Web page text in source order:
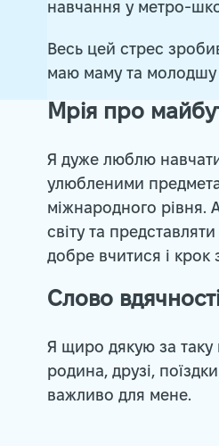
навчання у метро-
Весь цей стрес
маю маму та молодшу
Мрія про
Я дуже люблю
улюбленими
міжнародного рівня.
світу та
добре вчитися і крок
Слово
Я щиро дякую за таку
родина, друзі,
важливо для мене.